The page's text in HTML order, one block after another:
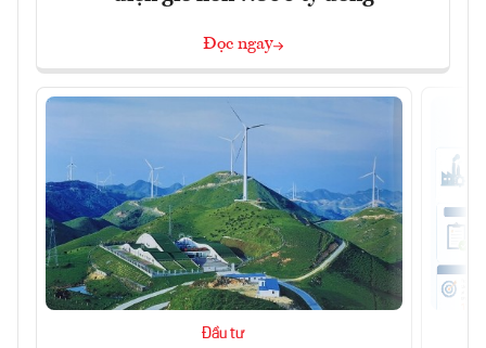
Đọc ngay
Đầu tư